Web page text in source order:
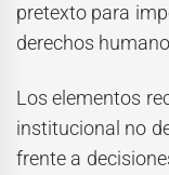
pretexto para
derechos
Los elementos
institucional no
frente a